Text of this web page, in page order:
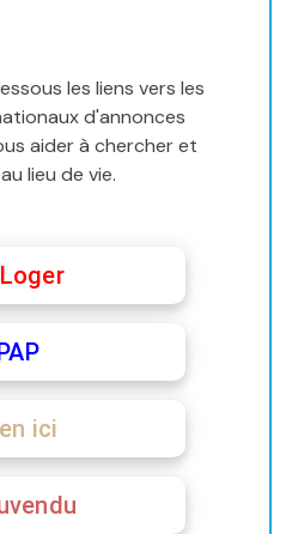
les liens vers les
d'annonces
aider à chercher et
lieu de vie.
ici